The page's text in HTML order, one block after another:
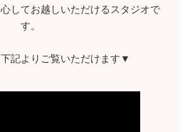
してお越しいただけるスタジオで
す。
記よりご覧いただけます▼